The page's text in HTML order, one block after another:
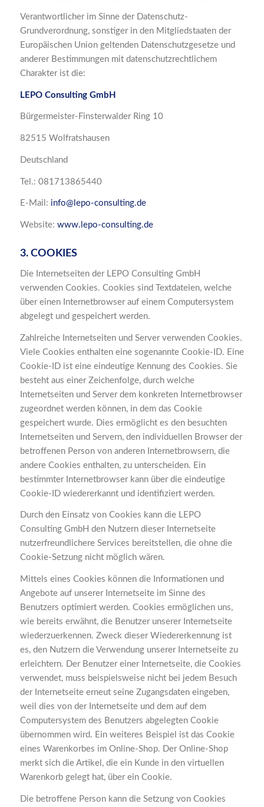
Verantwortlicher im Sinne der Datenschutz-
Grundverordnung, sonstiger in den Mitgliedstaaten der
Europäischen Union geltenden Datenschutzgesetze und
anderer Bestimmungen mit datenschutzrechtlichem
Charakter ist die:
LEPO Consulting GmbH
Bürgermeister-Finsterwalder Ring 10
82515 Wolfratshausen
Deutschland
Tel.: 081713865440
E-Mail: info@lepo-consulting.de
Website: www.lepo-consulting.de
3. COOKIES
Die Internetseiten der LEPO Consulting GmbH
verwenden Cookies. Cookies sind Textdateien, welche
über einen Internetbrowser auf einem Computersystem
abgelegt und gespeichert werden.
Zahlreiche Internetseiten und Server verwenden Cookies.
Viele Cookies enthalten eine sogenannte Cookie-ID. Eine
Cookie-ID ist eine eindeutige Kennung des Cookies. Sie
besteht aus einer Zeichenfolge, durch welche
Internetseiten und Server dem konkreten Internetbrowser
zugeordnet werden können, in dem das Cookie
gespeichert wurde. Dies ermöglicht es den besuchten
Internetseiten und Servern, den individuellen Browser der
betroffenen Person von anderen Internetbrowsern, die
andere Cookies enthalten, zu unterscheiden. Ein
bestimmter Internetbrowser kann über die eindeutige
Cookie-ID wiedererkannt und identifiziert werden.
Durch den Einsatz von Cookies kann die LEPO
Consulting GmbH den Nutzern dieser Internetseite
nutzerfreundlichere Services bereitstellen, die ohne die
Cookie-Setzung nicht möglich wären.
Mittels eines Cookies können die Informationen und
Angebote auf unserer Internetseite im Sinne des
Benutzers optimiert werden. Cookies ermöglichen uns,
wie bereits erwähnt, die Benutzer unserer Internetseite
wiederzuerkennen. Zweck dieser Wiedererkennung ist
es, den Nutzern die Verwendung unserer Internetseite zu
erleichtern. Der Benutzer einer Internetseite, die Cookies
verwendet, muss beispielsweise nicht bei jedem Besuch
der Internetseite erneut seine Zugangsdaten eingeben,
weil dies von der Internetseite und dem auf dem
Computersystem des Benutzers abgelegten Cookie
übernommen wird. Ein weiteres Beispiel ist das Cookie
eines Warenkorbes im Online-Shop. Der Online-Shop
merkt sich die Artikel, die ein Kunde in den virtuellen
Warenkorb gelegt hat, über ein Cookie.
Die betroffene Person kann die Setzung von Cookies